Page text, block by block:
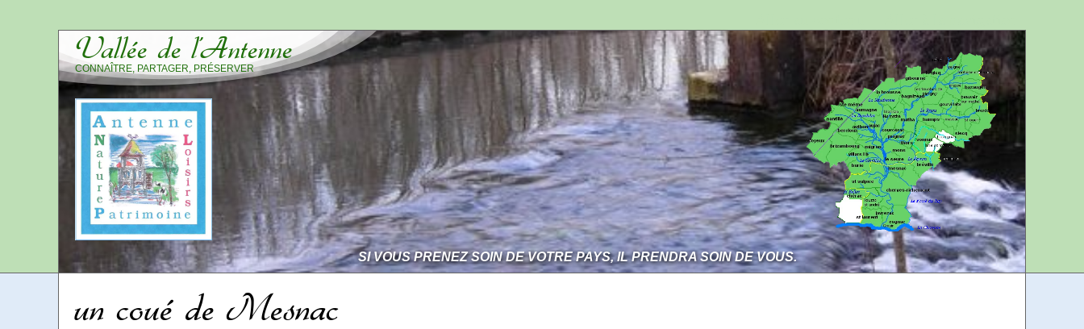
Vallée de l’Antenne
CONNAÎTRE, PARTAGER, PRÉSERVER
SI VOUS PRENEZ SOIN DE VOTRE PAYS, IL PRENDRA SOIN DE VOUS.
un coué de Mesnac